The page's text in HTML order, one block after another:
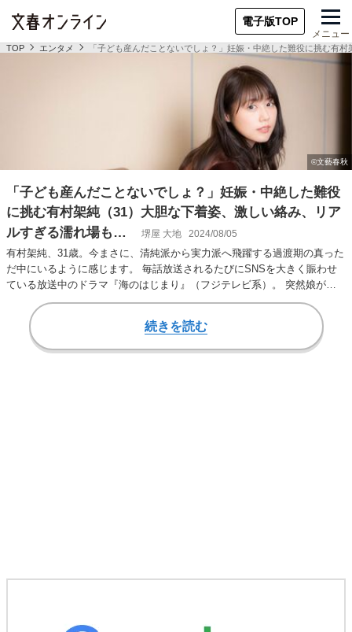
電子版TOP
メニュー
TOP エンタメ 「子ども産んだことないでしょ？」妊娠・中絶した難役に挑む有
「子ども産んだことないでしょ？」妊娠・中絶した難役
に挑む有村架純（31）大胆な下着姿、激しい絡み、リア
ルすぎる濡れ場も…
堺屋 大地 2024/08/05
有村架純、31歳。今まさに、清純派から実力派へ飛躍する過渡期の真った
だ中にいるように感じます。 毎話放送されるたびにSNSを大きく賑わせ
ている放送中のドラマ『海のはじまり』（フジテレビ系）。 突然娘がい
ることを知ら…
続きを読む